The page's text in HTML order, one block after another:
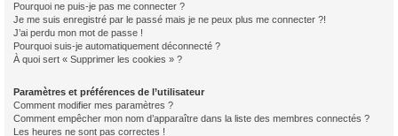
Pourquoi ne puis-je pas me connecter ?
Je me suis enregistré par le passé mais je ne peux plus me connecter ?!
J’ai perdu mon mot de passe !
Pourquoi suis-je automatiquement déconnecté ?
À quoi sert « Supprimer les cookies » ?
Paramètres et préférences de l’utilisateur
Comment modifier mes paramètres ?
Comment empêcher mon nom d’apparaître dans la liste des membres connectés ?
Les heures ne sont pas correctes !